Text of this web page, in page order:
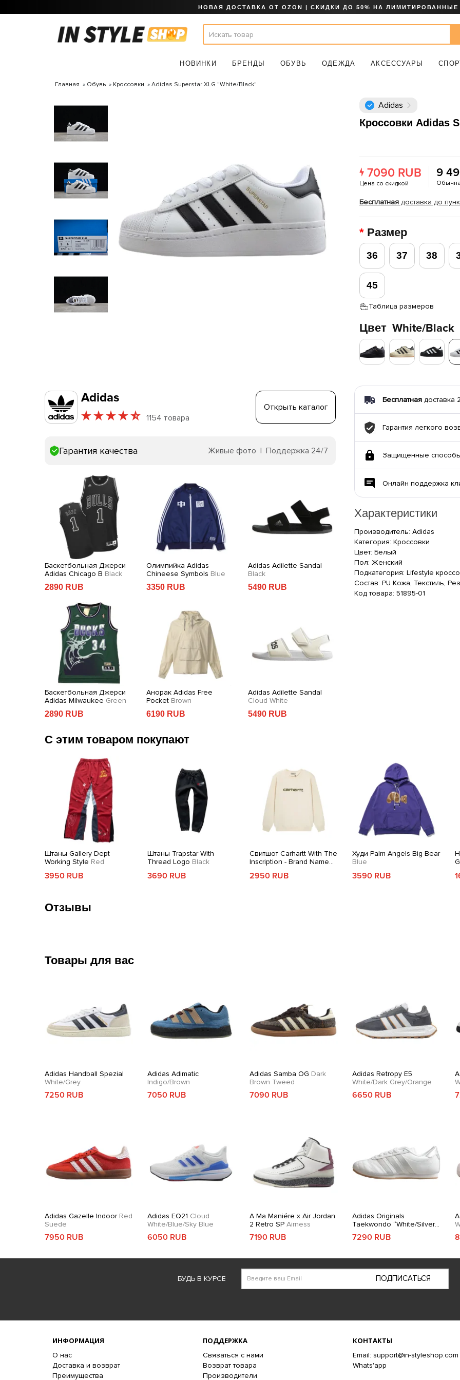
НОВАЯ ДОСТАВКА ОТ OZON | СКИДКИ ДО 50% НА
НОВИНКИ БРЕНДЫ ОБУВЬ ОДЕЖДА АКСЕССУАРЫ
Главная Обувь Кроссовки Adidas Superstar XLG "White/Black"
Adidas
Кроссовки Adidas
7090 RUB
Цена со скидкой
9
Бесплатная доставка до
Размер
36 37 38
45
Таблица размеров
Цвет White/Black
Adidas
1154 товара
Открыть каталог
Гарантия качества Живые фото | Поддержка 24/7
Баскетбольная Джерси
Adidas Chicago B Black
2890 RUB
Баскетбольная Джерси
Adidas Milwaukee Green
2890 RUB
Олимпийка Adidas
Chineese Symbols Blue
3350 RUB
Анорак Adidas Free
Pocket Brown
6190 RUB
Adidas Adilette Sandal
Black
5490 RUB
Adidas Adilette Sandal
Cloud White
5490 RUB
Баскетбольная Джерси
Adidas New York Blue
2890 RUB
Бесплатная доставка
Гарантия легкого
Защищенные
Онлайн поддержка
Характеристики
Производитель: Adidas
Категория: Кроссовки
Цвет: Белый
Пол: Женский
Подкатегория: Lifestyle
Состав: PU Кожа, Текстиль,
Код товара: 51895-01
С этим товаром покупают
Штаны Gallery Dept
Working Style Red
3950 RUB
Штаны Trapstar With
Thread Logo Black
3690 RUB
Свитшот Carhartt With The
Inscription - Brand Name
2950 RUB
Худи Palm Angels Big Bear
Blue
3590 RUB
Отзывы
Товары для вас
Adidas Handball Spezial
White/Grey
7250 RUB
Adidas Adimatic
Indigo/Brown
7050 RUB
Adidas Samba OG Dark
Brown Tweed
7090 RUB
Adidas Retropy E5
White/Dark Grey/Orange
6650 RUB
Adidas Gazelle Indoor Red
Suede
7950 RUB
Adidas EQ21 Cloud
White/Blue/Sky Blue
6050 RUB
A Ma Maniére x Air Jordan
2 Retro SPAirness
7190 RUB
Adidas Originals
Taekwondo “White/Silver
Metallic
7290 RUB
БУДЬ В КУРСЕ ПОДПИСАТЬСЯ
ИНФОРМАЦИЯ
О нас
Доставка и возврат
Преимущества
ПОДДЕРЖКА
Связаться с нами
Возврат товара
Производители
КОНТАКТЫ
Email: support@in-styleshop.com
Whats'app